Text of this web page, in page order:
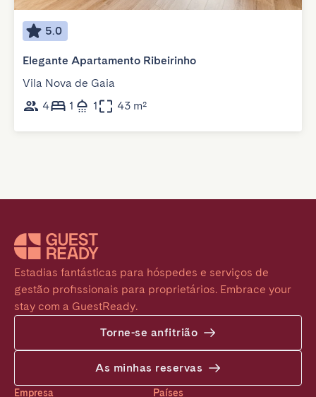
5.0
Elegante Apartamento Ribeirinho
Vila Nova de Gaia
4
1 1 43 m²
Estadias fantásticas para hóspedes e serviços de
gestão profissionais para proprietários. Embrace your
stay com a GuestReady.
Torne-se anfitrião
As minhas reservas
Empresa Países